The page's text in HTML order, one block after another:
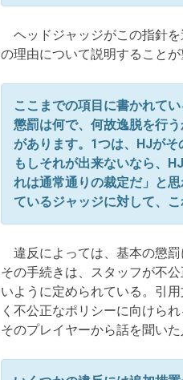
ヘッドジャッジがこの指針
の理由について説明することが
ここまでの項目に書かれて
懲罰は何で、何故逸脱を行
があります。1つは、HJがそ
もしそれが出来ないなら、
れは通常通りの裁定だ」と
ているジャッジに対して、
違反によっては、基本の懲
その手続きは、スタッフが不
いように定められている。引
く不公正なポリシーに向けら
そのプレイヤーから話を聞い